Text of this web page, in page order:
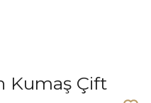
Kumaş Çift